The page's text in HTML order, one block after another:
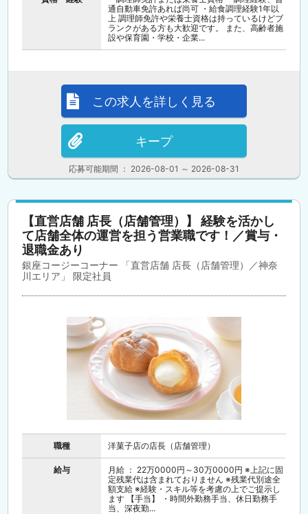
通自動車免許あれば尚可 ・給食調理経験1年以
上 調理師免許や栄養士資格は持っているけどブ
ランクがある方も大歓迎です。 また、高齢者施
設や保育園・学校・企業...
応募可能期間 ： 2026-08-01 ～ 2026-08-31
この求人を詳しく見る
キープ
【直営店舗 店長（店舗管理）】 経験を活かし
て店舗全体の運営を担う営業職です！／賞与・
退職金あり
銀座コージーコーナー 「直営店舗 店長（店舗管理）／神奈
川エリア」 限定社員
職種 洋菓子店の店長（店舗管理）
給与
月給 ： 22万0000円～30万0000円 ※上記に固
定残業代は含まれておりません ※残業代別途全
額支給 ※経験・スキル等を考慮の上でご提示し
ます 【手当】 ・時間外勤務手当、休日勤務手
当、深夜勤...